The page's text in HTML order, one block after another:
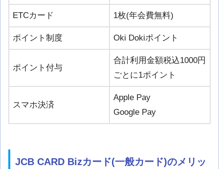
ETCカード 1枚(年会費無料)
ポイント制度 Oki Dokiポイント
ポイント付与
合計利用金額税込1000円
ごとに1ポイント
スマホ決済
Apple Pay
Google Pay
JCB CARD Bizカード(一般カード)のメリッ